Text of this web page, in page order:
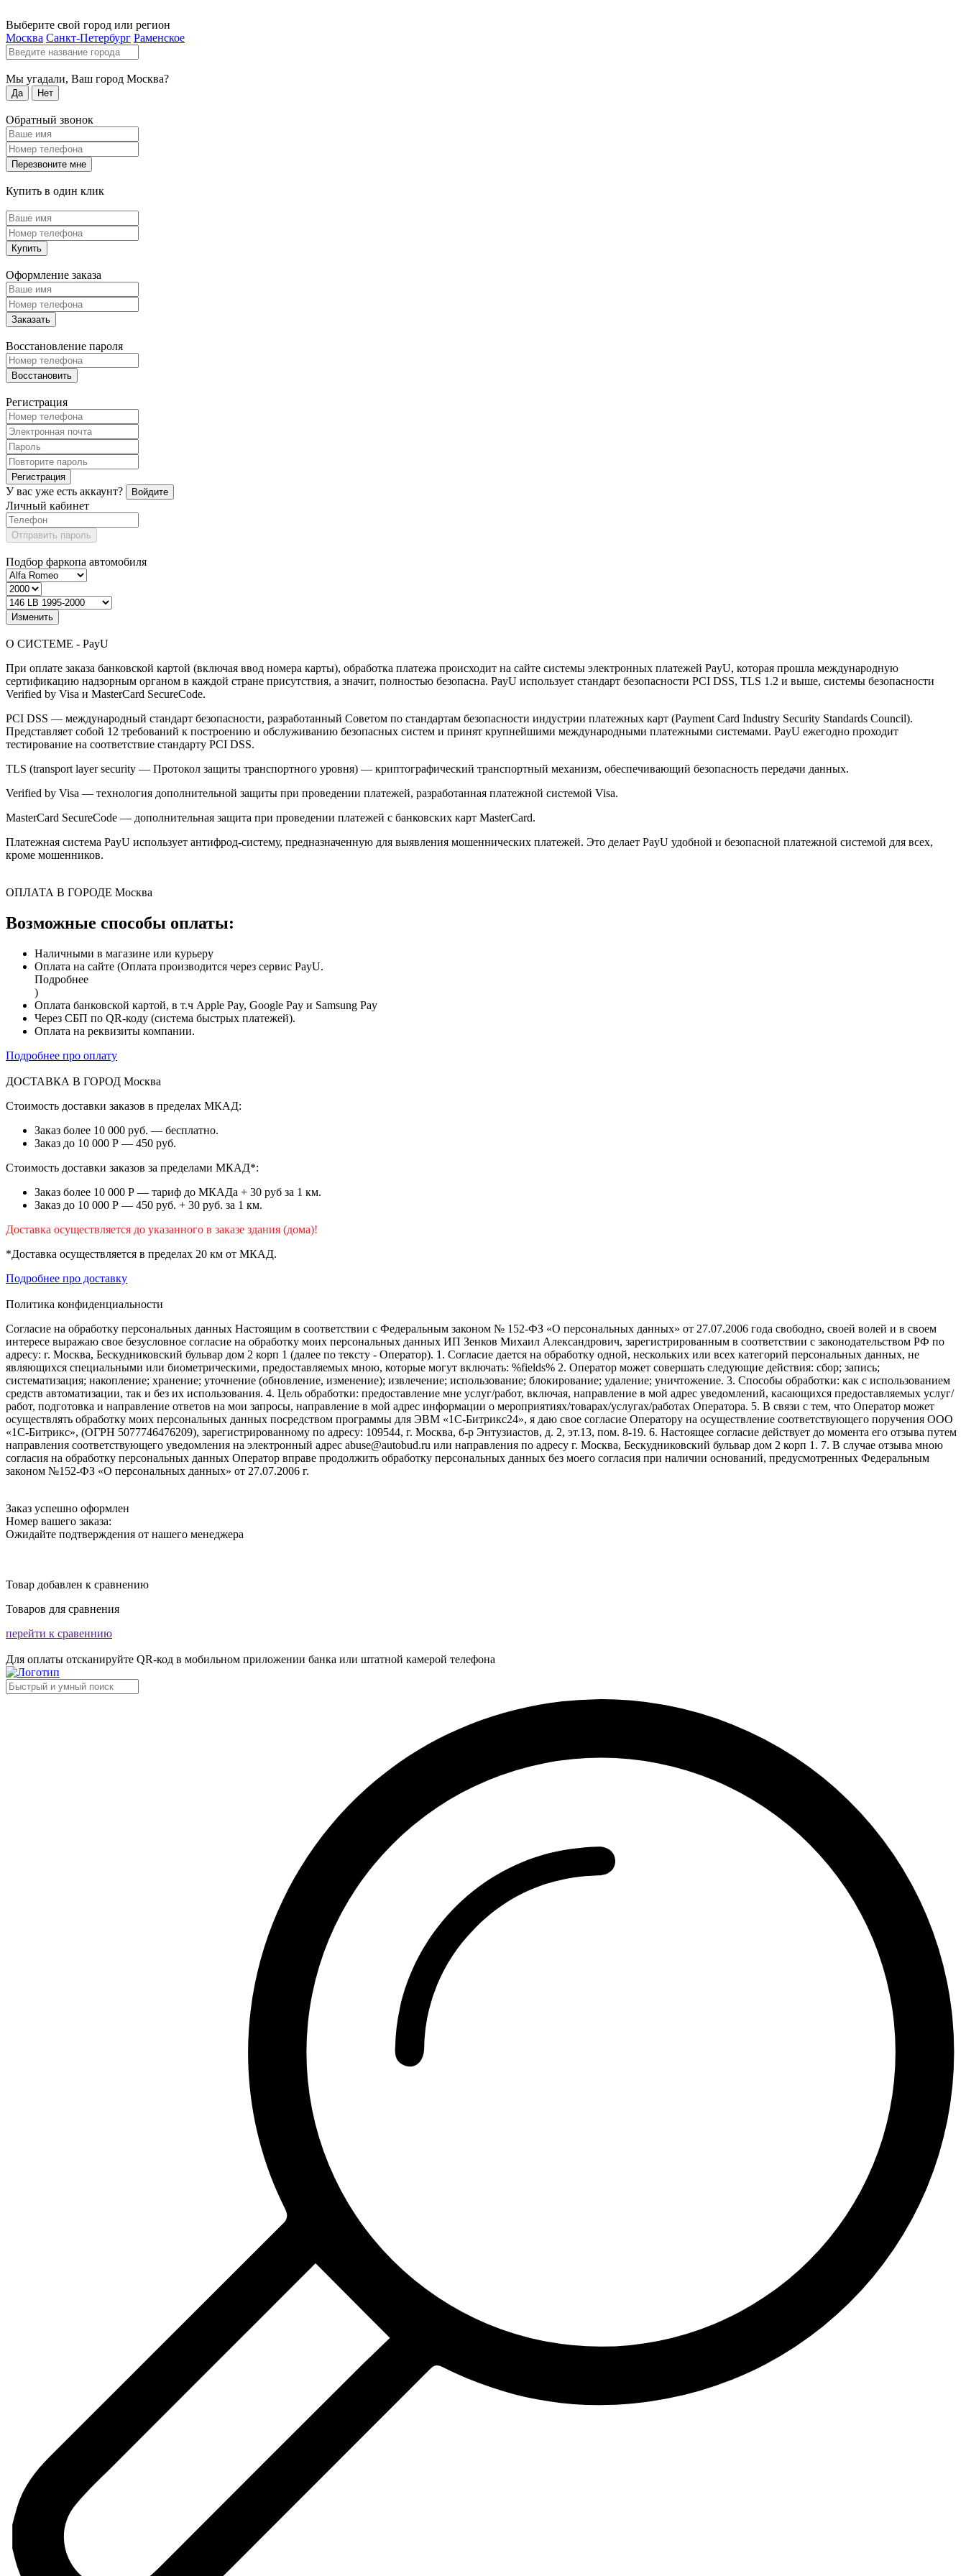
Выберите свой город или регион
Москва Санкт-Петербург Раменское
Мы угадали, Ваш город Москва?
Да Нет
Обратный звонок
Перезвоните мне
Купить в один клик
Купить
Оформление заказа
Заказать
Восстановление пароля
Восстановить
Регистрация
Регистрация
У вас уже есть аккаунт? Войдите
Личный кабинет
Отправить пароль
Подбор фаркопа автомобиля
Изменить
О СИСТЕМЕ - PayU
При оплате заказа банковской картой (включая ввод номера карты), обработка платежа происходит на сайте системы электронных платежей PayU, которая прошла международную
сертификацию надзорным органом в каждой стране присутствия, а значит, полностью безопасна. PayU использует стандарт безопасности PCI DSS, TLS 1.2 и выше, системы безопасности
Verified by Visa и MasterCard SecureCode.
PCI DSS — международный стандарт безопасности, разработанный Советом по стандартам безопасности индустрии платежных карт (Payment Card Industry Security Standards Council).
Представляет собой 12 требований к построению и обслуживанию безопасных систем и принят крупнейшими международными платежными системами. PayU ежегодно проходит
тестирование на соответствие стандарту PCI DSS.
TLS (transport layer security — Протокол защиты транспортного уровня) — криптографический транспортный механизм, обеспечивающий безопасность передачи данных.
Verified by Visa — технология дополнительной защиты при проведении платежей, разработанная платежной системой Visa.
MasterCard SecureCode — дополнительная защита при проведении платежей с банковских карт MasterCard.
Платежная система PayU использует антифрод-систему, предназначенную для выявления мошеннических платежей. Это делает PayU удобной и безопасной платежной системой для всех,
кроме мошенников.
ОПЛАТА В ГОРОДЕ Москва
Возможные способы оплаты:
Наличными в магазине или курьеру
Оплата на сайте (Оплата производится через сервис PayU.
Подробнее
)
Оплата банковской картой, в т.ч Apple Pay, Google Pay и Samsung Pay
Через СБП по QR-коду (система быстрых платежей).
Оплата на реквизиты компании.
Подробнее про оплату
ДОСТАВКА В ГОРОД Москва
Стоимость доставки заказов в пределах МКАД:
Заказ более 10 000 руб. — бесплатно.
Заказ до 10 000 Р — 450 руб.
Стоимость доставки заказов за пределами МКАД*:
Заказ более 10 000 Р — тариф до МКАДа + 30 руб за 1 км.
Заказ до 10 000 Р — 450 руб. + 30 руб. за 1 км.
Доставка осуществляется до указанного в заказе здания (дома)!
*Доставка осуществляется в пределах 20 км от МКАД.
Подробнее про доставку
Политика конфиденциальности
Согласие на обработку персональных данных Настоящим в соответствии с Федеральным законом № 152-ФЗ «О персональных данных» от 27.07.2006 года свободно, своей волей и в своем
интересе выражаю свое безусловное согласие на обработку моих персональных данных ИП Зенков Михаил Александрович, зарегистрированным в соответствии с законодательством РФ по
адресу: г. Москва, Бескудниковский бульвар дом 2 корп 1 (далее по тексту - Оператор). 1. Согласие дается на обработку одной, нескольких или всех категорий персональных данных, не
являющихся специальными или биометрическими, предоставляемых мною, которые могут включать: %fields% 2. Оператор может совершать следующие действия: сбор; запись;
систематизация; накопление; хранение; уточнение (обновление, изменение); извлечение; использование; блокирование; удаление; уничтожение. 3. Способы обработки: как с использованием
средств автоматизации, так и без их использования. 4. Цель обработки: предоставление мне услуг/работ, включая, направление в мой адрес уведомлений, касающихся предоставляемых услуг/
работ, подготовка и направление ответов на мои запросы, направление в мой адрес информации о мероприятиях/товарах/услугах/работах Оператора. 5. В связи с тем, что Оператор может
осуществлять обработку моих персональных данных посредством программы для ЭВМ «1С-Битрикс24», я даю свое согласие Оператору на осуществление соответствующего поручения ООО
«1С-Битрикс», (ОГРН 5077746476209), зарегистрированному по адресу: 109544, г. Москва, б-р Энтузиастов, д. 2, эт.13, пом. 8-19. 6. Настоящее согласие действует до момента его отзыва путем
направления соответствующего уведомления на электронный адрес abuse@autobud.ru или направления по адресу г. Москва, Бескудниковский бульвар дом 2 корп 1. 7. В случае отзыва мною
согласия на обработку персональных данных Оператор вправе продолжить обработку персональных данных без моего согласия при наличии оснований, предусмотренных Федеральным
законом №152-ФЗ «О персональных данных» от 27.07.2006 г.
Заказ успешно оформлен
Номер вашего заказа:
Ожидайте подтверждения от нашего менеджера
Товар добавлен к сравнению
Товаров для сравнения
перейти к сравеннию
Для оплаты отсканируйте QR-код в мобильном приложении банка или штатной камерой телефона